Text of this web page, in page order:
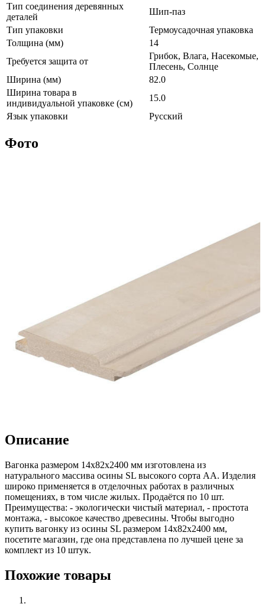
Тип соединения деревянных
деталей
Шип-паз
Тип упаковки
Термоусадочная упаковка
Толщина (мм)
14
Требуется защита от
Грибок, Влага, Насекомые,
Плесень, Солнце
Ширина (мм)
82.0
Ширина товара в
индивидуальной упаковке (см)
15.0
Язык упаковки
Русский
Фото
Описание
Вагонка размером 14х82х2400 мм изготовлена из
натурального массива осины SL высокого сорта АА. Изделия
широко применяется в отделочных работах в различных
помещениях, в том числе жилых. Продаётся по 10 шт.
Преимущества: - экологически чистый материал, - простота
монтажа, - высокое качество древесины. Чтобы выгодно
купить вагонку из осины SL размером 14х82х2400 мм,
посетите магазин, где она представлена по лучшей цене за
комплект из 10 штук.
Похожие товары